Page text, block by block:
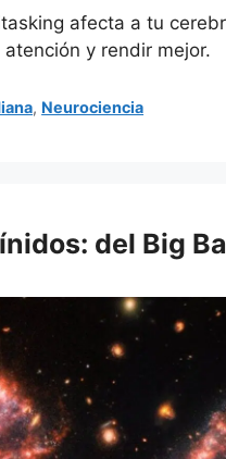
afecta a tu
y rendir mejor.
, Neurociencia
del Big